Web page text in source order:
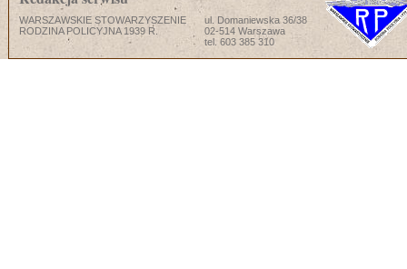
WARSZAWSKIE STOWARZYSZENIE
RODZINA POLICYJNA 1939 R.
ul. Domaniewska 36/38
02-514 Warszawa
tel. 603 385 310